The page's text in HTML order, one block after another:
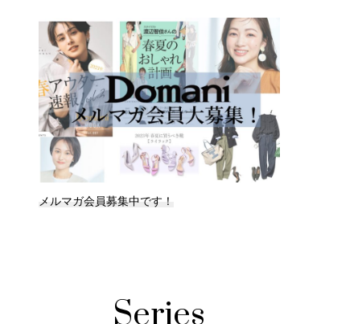
メルマガ会員募集中です！
Series